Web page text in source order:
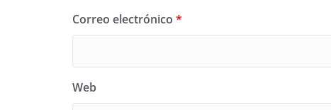
Correo electrónico *
Web